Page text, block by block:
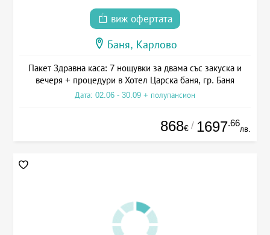
виж офертата
Баня, Карлово
Пакет Здравна каса: 7 нощувки за двама със закуска и
вечеря + процедури в Хотел Царска баня, гр. Баня
Дата: 02.06 - 30.09 + полупансион
868€ / 1697.66
лв.